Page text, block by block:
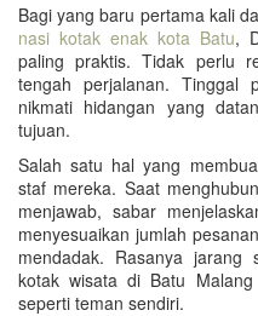
Bagi yang baru pertama kali
nasi kotak enak kota Batu,
paling praktis. Tidak perlu
tengah perjalanan. Tinggal
nikmati hidangan yang
tujuan.
Salah satu hal yang
staf mereka. Saat
menjawab, sabar
menyesuaikan jumlah
mendadak. Rasanya
kotak wisata di Batu
seperti teman sendiri.